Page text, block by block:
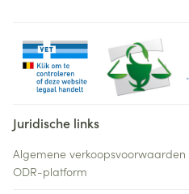
Juridische links
Algemene verkoopsvoorwaarden
ODR-platform